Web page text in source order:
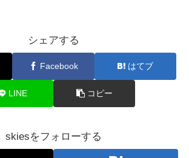
シェアする
Facebook はてブ
LINE コピー
skiesをフォローする